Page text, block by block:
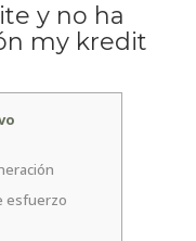
y no ha
my kredit
esfuerzo